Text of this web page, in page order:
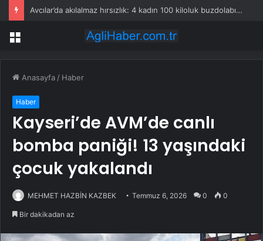
Avcılar’da akılalmaz hırsızlık: 4 kadın 100 kiloluk buzdolabını böyle çaldı
Menü
Anasayfa / Haber
Haber
Kayseri’de AVM’de canlı
bomba paniği! 13 yaşındaki
çocuk yakalandı
MEHMET HAZBİN KAZBEK Temmuz 6, 2026 0 0
Bir dakikadan az